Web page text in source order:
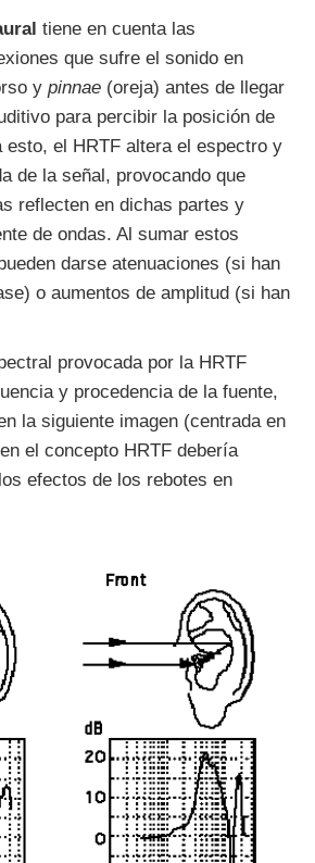
tiene en cuenta las
que sufre el sonido en
y pinnae (oreja) antes de llegar
para percibir la posición de
esto, el HRTF altera el espectro y
de la señal, provocando que
reflecten en dichas partes y
de ondas. Al sumar estos
darse atenuaciones (si han
o aumentos de amplitud (si han
provocada por la HRTF
y procedencia de la fuente,
la siguiente imagen (centrada en
el concepto HRTF debería
efectos de los rebotes en